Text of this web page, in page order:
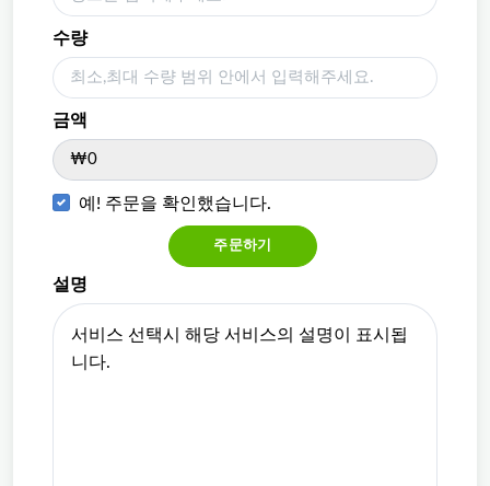
수량
금액
₩0
예! 주문을 확인했습니다.
주문하기
설명